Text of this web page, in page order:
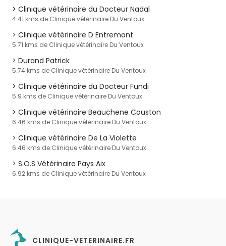
Clinique vétérinaire du Docteur Nadal
4.41 kms de Clinique vétérinaire Du Ventoux
Clinique vétérinaire D Entremont
5.71 kms de Clinique vétérinaire Du Ventoux
Durand Patrick
5.74 kms de Clinique vétérinaire Du Ventoux
Clinique vétérinaire du Docteur Fundi
5.9 kms de Clinique vétérinaire Du Ventoux
Clinique vétérinaire Beauchene Couston
6.46 kms de Clinique vétérinaire Du Ventoux
Clinique vétérinaire De La Violette
6.46 kms de Clinique vétérinaire Du Ventoux
S.O.S Vétérinaire Pays Aix
6.92 kms de Clinique vétérinaire Du Ventoux
CLINIQUE-VETERINAIRE.FR